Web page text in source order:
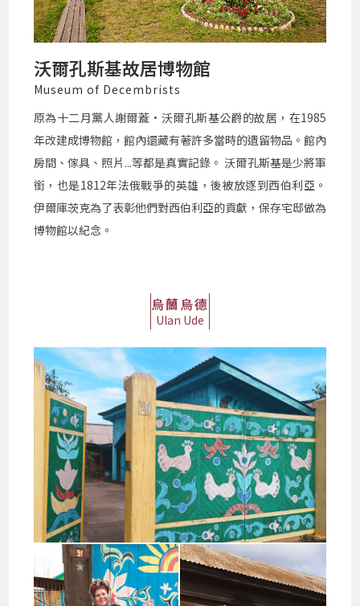
沃爾孔斯基故居博物館
Museum of Decembrists
原為十二月黨人謝爾蓋•沃爾孔斯基公爵的故居，在1985
年改建成博物館，館內還藏有著許多當時的遺留物品。館內
房間、傢具、照片...等都是真實記錄。 沃爾孔斯基是少將軍
銜，也是1812年法俄戰爭的英雄，後被放逐到西伯利亞。
伊爾庫茨克為了表彰他們對西伯利亞的貢獻，保存宅邸做為
博物館以紀念。
烏蘭烏德
Ulan Ude